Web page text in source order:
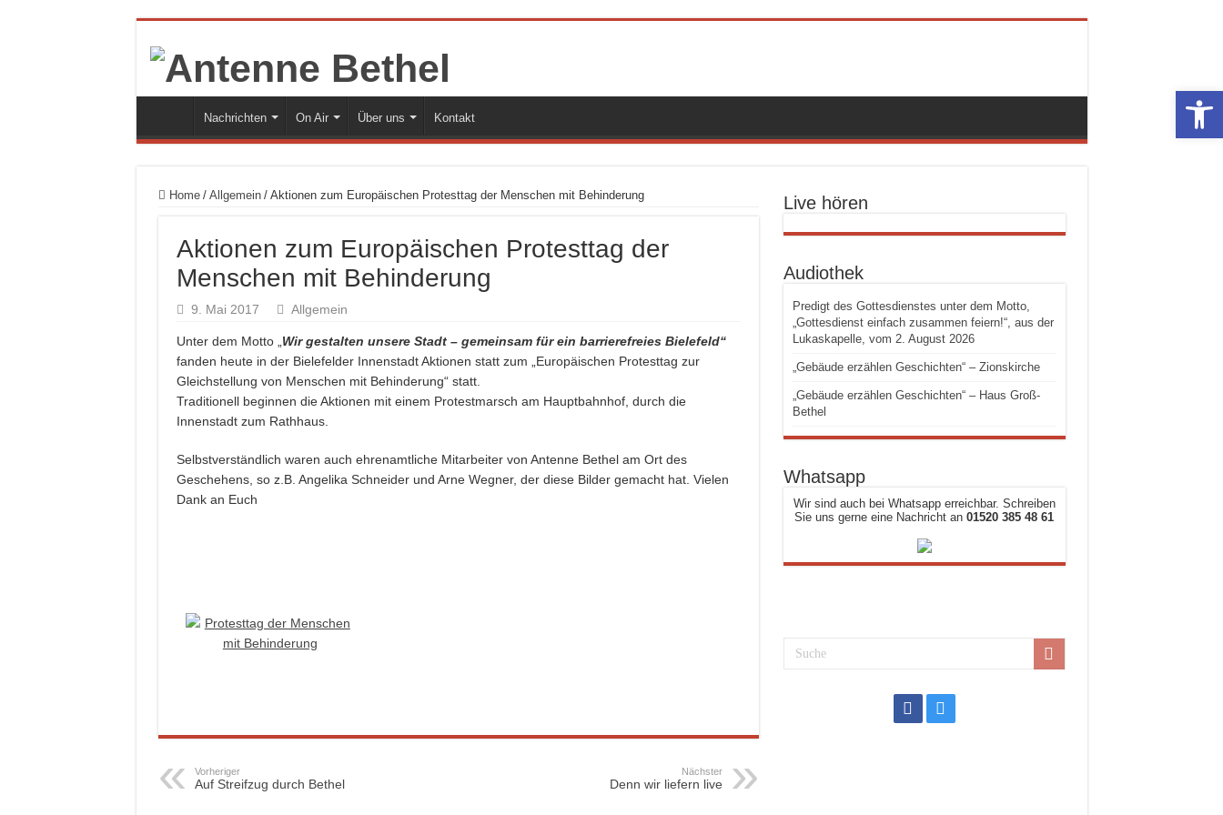
Nachrichten On Air Über uns Kontakt
Home / Allgemein / Aktionen zum Europäischen Protesttag der Menschen mit Behinderung
Aktionen zum Europäischen Protesttag der
Menschen mit Behinderung
9. Mai 2017 Allgemein
Unter dem Motto „Wir gestalten unsere Stadt – gemeinsam für ein barrierefreies Bielefeld“
fanden heute in der Bielefelder Innenstadt Aktionen statt zum „Europäischen Protesttag zur
Gleichstellung von Menschen mit Behinderung“ statt.
Traditionell beginnen die Aktionen mit einem Protestmarsch am Hauptbahnhof, durch die
Innenstadt zum Rathhaus.
Selbstverständlich waren auch ehrenamtliche Mitarbeiter von Antenne Bethel am Ort des
Geschehens, so z.B. Angelika Schneider und Arne Wegner, der diese Bilder gemacht hat. Vielen
Dank an Euch
Vorheriger
Auf Streifzug durch Bethel
Nächster
Denn wir liefern live
Live hören
Audiothek
Predigt des Gottesdienstes unter dem Motto,
„Gottesdienst einfach zusammen feiern!“, aus der
Lukaskapelle, vom 2. August 2026
„Gebäude erzählen Geschichten“ – Zionskirche
„Gebäude erzählen Geschichten“ – Haus Groß-
Bethel
Whatsapp
Wir sind auch bei Whatsapp erreichbar. Schreiben
Sie uns gerne eine Nachricht an 01520 385 48 61